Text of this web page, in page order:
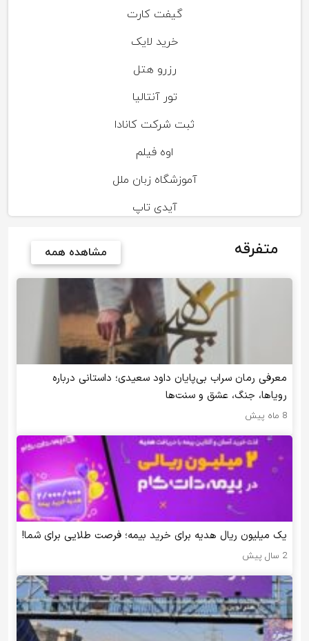
گیفت کارت
خرید لایک
رزرو هتل
تور آنتالیا
ثبت شرکت کانادا
اوه فیلم
آموزشگاه زبان ملل
آیدی تاپ
متفرقه مشاهده همه
معرفی رمان سراب بی‌پایان داود سعیدی؛ داستانی درباره
رویاها، جنگ، عشق و سنت‌ها
8 ماه پیش
یک میلیون ریال هدیه برای خرید بیمه؛ فرصت طلایی برای شما!
2 سال پیش